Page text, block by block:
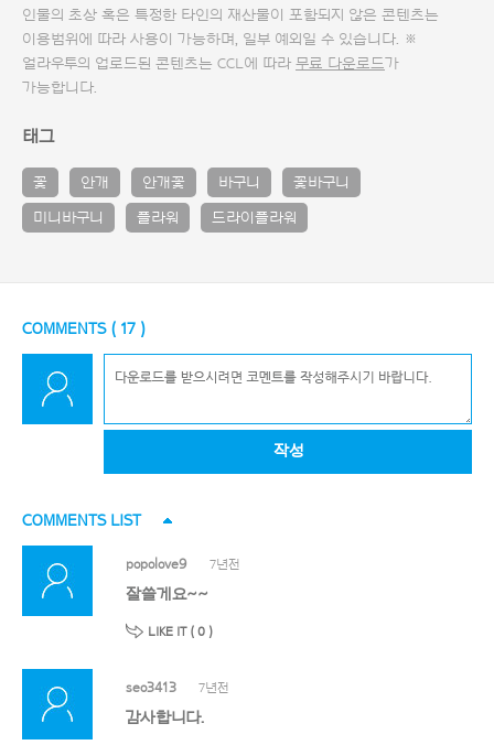
인물의 초상 혹은 특정한 타인의 재산물이 포함되지 않은 콘텐츠는
이용범위에 따라 사용이 가능하며, 일부 예외일 수 있습니다. ※
얼라우투의 업로드된 콘텐츠는 CCL에 따라 무료 다운로드가
가능합니다.
태그
꽃 안개 안개꽃 바구니 꽃바구니
미니바구니 플라워 드라이플라워
COMMENTS ( 17 )
작성
COMMENTS LIST
popolove9 7년전
잘쓸게요~~
LIKE IT ( 0 )
seo3413 7년전
감사합니다.